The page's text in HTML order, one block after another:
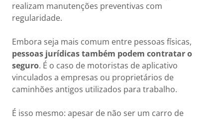
realizam manutenções preventivas com
regularidade.
Embora seja mais comum entre pessoas físicas,
pessoas jurídicas também podem contratar o
seguro. É o caso de motoristas de aplicativo
vinculados a empresas ou proprietários de
caminhões antigos utilizados para trabalho.
É isso mesmo: apesar de não ser um carro de